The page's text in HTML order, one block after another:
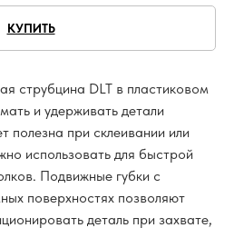
КУПИТЬ
струбцина DLT в пластиковом
и удерживать детали
полезна при склеивании или
использовать для быстрой
Подвижные губки с
поверхностях позволяют
деталь при захвате,